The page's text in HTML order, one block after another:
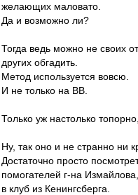
желающих маловато.
Да и возможно ли?
Тогда ведь можно не своих
других обгадить.
Метод используется вовсю.
И не только на ВВ.
Только уж настолько
Ну, так оно и не странно ни
Достаточно просто
помогателей г-на
в клуб из Кенингсберга.